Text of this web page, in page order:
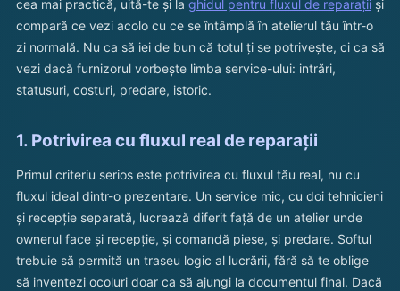
cea mai practică, uită-te și la ghidul pentru fluxul de reparațiiși
compară ce vezi acolo cu ce se întâmplă în atelierul tău într-o
zi normală. Nu ca să iei de bun că totul ți se potrivește, ci ca să
vezi dacă furnizorul vorbește limba service-ului: intrări,
statusuri, costuri, predare, istoric.
1. Potrivirea cu fluxul real de reparații
Primul criteriu serios este potrivirea cu fluxul tău real, nu cu
fluxul ideal dintr-o prezentare. Un service mic, cu doi tehnicieni
și recepție separată, lucrează diferit față de un atelier unde
ownerul face și recepție, și comandă piese, și predare. Softul
trebuie să permită un traseu logic al lucrării, fără să te oblige
să inventezi ocoluri doar ca să ajungi la documentul final. Dacă